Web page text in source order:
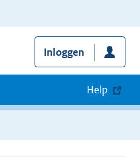
Inloggen
Help